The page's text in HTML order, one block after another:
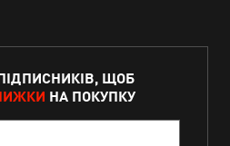
ЩОБ
НА ПОКУПКУ